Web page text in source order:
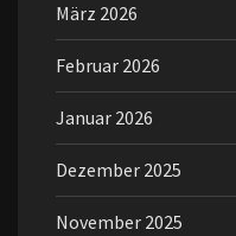
März 2026
Februar 2026
Januar 2026
Dezember 2025
November 2025